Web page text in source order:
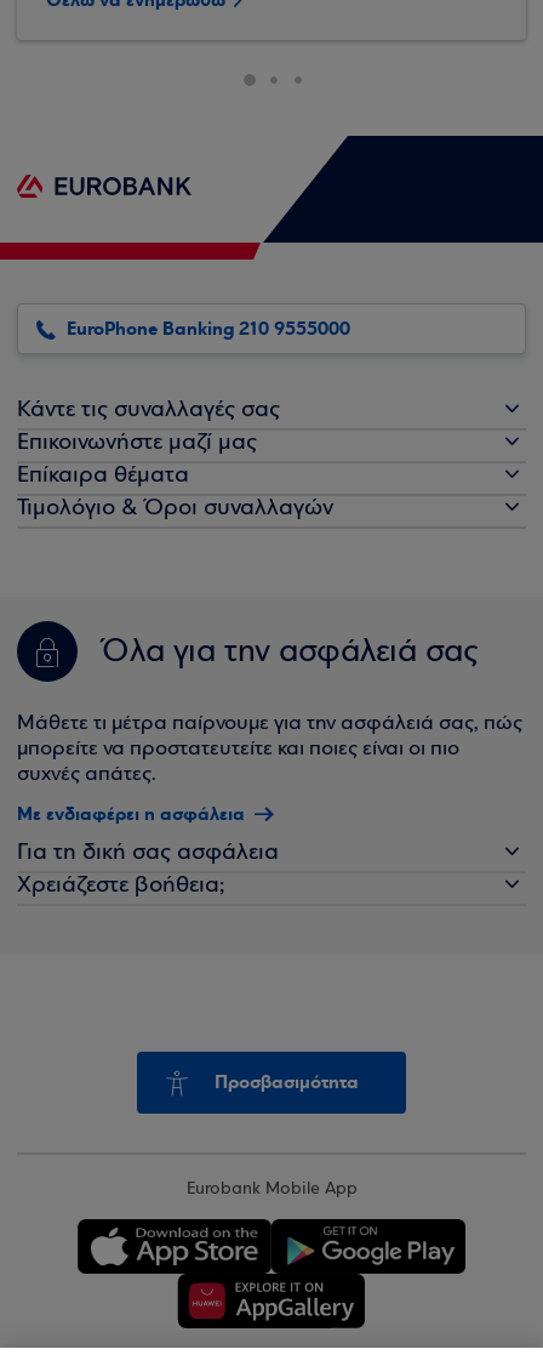
EuroPhone Banking 210 9555000
Κάντε τις συναλλαγές σας
Επικοινωνήστε μαζί μας
Επίκαιρα θέματα
Τιμολόγιο & Όροι συναλλαγών
Όλα για την ασφάλειά σας
Μάθετε τι μέτρα παίρνουμε για την ασφάλειά σας, πώς
μπορείτε να προστατευτείτε και ποιες είναι οι πιο
συχνές απάτες.
Με ενδιαφέρει η ασφάλεια
Για τη δική σας ασφάλεια
Χρειάζεστε βοήθεια;
Προσβασιμότητα
Eurobank Mobile App